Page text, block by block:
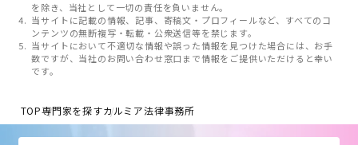
を除き、当社として一切の責任を負いません。
当サイトに記載の情報、記事、寄稿文・プロフィールなど、すべてのコ
ンテンツの無断複写・転載・公衆送信等を禁じます。
当サイトにおいて不適切な情報や誤った情報を見つけた場合には、お手
数ですが、当社のお問い合わせ窓口まで情報をご提供いただけると幸い
です。
TOP専門家を探すカルミア法律事務所